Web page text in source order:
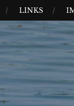
LINKS